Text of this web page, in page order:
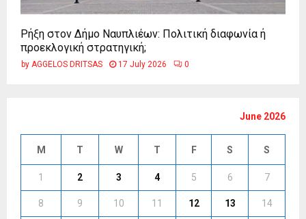
Ρήξη στον Δήμο Ναυπλιέων: Πολιτική διαφωνία ή
προεκλογική στρατηγική;
by AGGELOS DRITSAS 17 July 2026 0
June 2026
M T W T F S S
1 2 3 4 5 6 7
8 9 10 11 12 13 14